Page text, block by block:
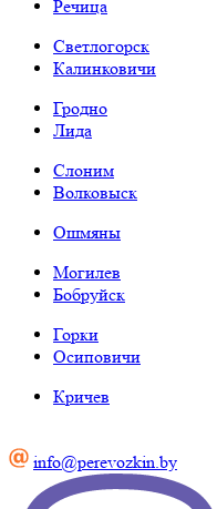
Речица
Светлогорск
Калинковичи
Гродно
Лида
Слоним
Волковыск
Ошмяны
Могилев
Бобруйск
Горки
Осиповичи
Кричев
info@perevozkin.by